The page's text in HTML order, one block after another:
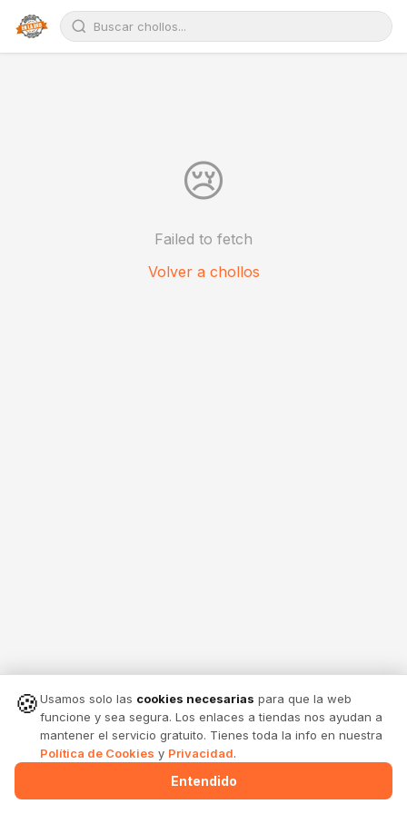
😢
Failed to fetch
Volver a chollos
Menu Alertas Comparte Entrar
🍪Usamos solo las cookies necesarias para que la web
funcione y sea segura. Los enlaces a tiendas nos ayudan a
mantener el servicio gratuito. Tienes toda la info en nuestra
Política de Cookies y Privacidad.
Entendido